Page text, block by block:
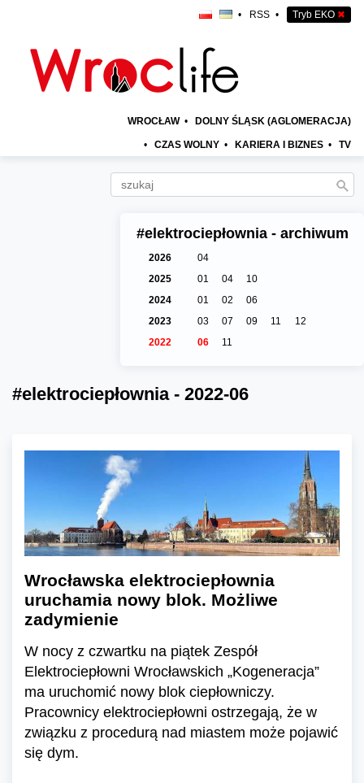
• RSS • Tryb EKO ✖
WROCŁAW • DOLNY ŚLĄSK (AGLOMERACJA)
• CZAS WOLNY • KARIERA I BIZNES • TV
#elektrociepłownia - archiwum
2026
04
2025
01 04
10
2024
01 02
06
2023
03 07 09 11
12
2022
06 11
#elektrociepłownia - 2022-06
Wrocławska elektrociepłownia
uruchamia nowy blok. Możliwe
zadymienie
W nocy z czwartku na piątek Zespół
Elektrociepłowni Wrocławskich „Kogeneracja”
ma uruchomić nowy blok ciepłowniczy.
Pracownicy elektrociepłowni ostrzegają, że w
związku z procedurą nad miastem może pojawić
się dym.